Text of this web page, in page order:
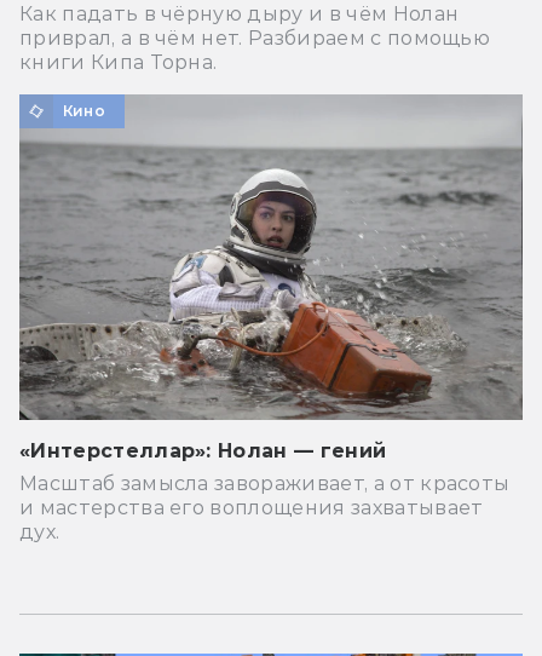
Как падать в чёрную дыру и в чём Нолан
приврал, а в чём нет. Разбираем с помощью
книги Кипа Торна.
Кино
«Интерстеллар»: Нолан — гений
Масштаб замысла завораживает, а от красоты
и мастерства его воплощения захватывает
дух.